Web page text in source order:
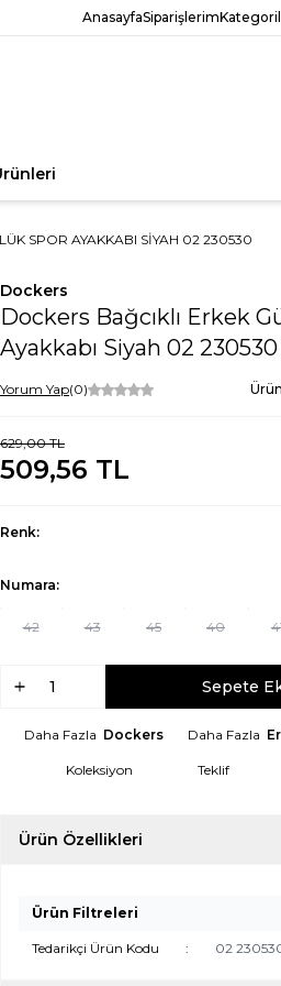
AnasayfaSiparişlerim
SPOR AYAKKABI SIYAH 02 230530
Dockers
Dockers Bağcıklı Erkek
Ayakkabı Siyah 02 230530
Yorum Yap(0)
629,00TL
509,56 TL
Renk:
Numara:
42 43 45 40
Sepete
Daha Fazla Dockers Daha Fazla
Koleksiyon Teklif
Ürün Özellikleri
Ürün Filtreleri
Tedarikçi Ürün Kodu : 02